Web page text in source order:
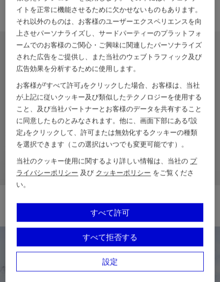
￥26,620
ハー パルファム 100mL, ￥26,620
￥24,970
バーバリー ハー オードパルフ
パーソナライズ
￥18,480
ハー オードトワレ 100mL, ￥18,480
パーソナライズ
￥24,200
バーバリーゴッデス オードパル
イトを正常に機能させるために欠かせないものもあります。
それ以外のものは、お客様のユーザーエクスペリエンスを向
上させパーソナライズし、サードパーティーのプラットフォ
ームでのお客様のご関心・ご興味に関連したパーソナライズ
された広告をご提供し、また当社のウェブトラフィック及び
広告効果を分析するために使用します。
お客様が「すべて許可」をクリックした場合、お客様は、当社
が上記に従いクッキー及び類似したテクノロジーを使用する
こと、及び当社パートナーとお客様のデータを共有すること
に同意したものとみなされます。他に、画面下部にある「設
定」をクリックして、許可または無効化するクッキーの種類
を選択できます（この選択はいつでも変更可能です）。
当社のクッキー使用に関するより詳しい情報は、当社の プ
ライバシーポリシー 及び クッキーポリシー をご覧くださ
い。
設定
すべて拒否する
すべて許可